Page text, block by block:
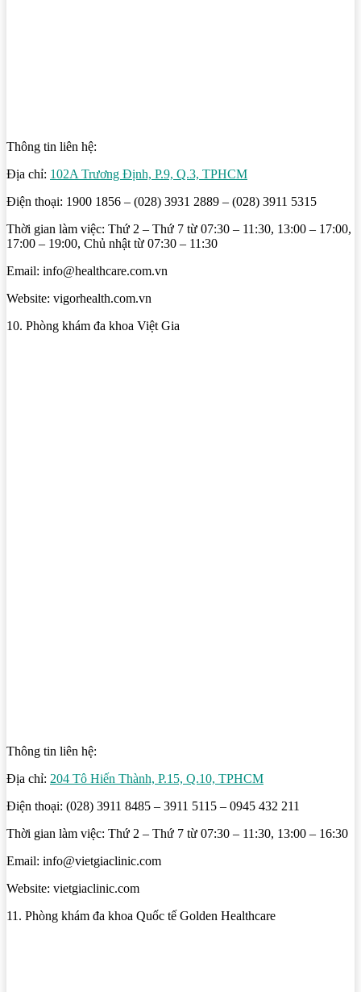
Thông tin liên hệ:
Địa chỉ: 102A Trương Định, P.9, Q.3, TPHCM
Điện thoại: 1900 1856 – (028) 3931 2889 – (028) 3911 5315
Thời gian làm việc: Thứ 2 – Thứ 7 từ 07:30 – 11:30, 13:00 – 17:00,
17:00 – 19:00, Chủ nhật từ 07:30 – 11:30
Email: info@healthcare.com.vn
Website: vigorhealth.com.vn
10. Phòng khám đa khoa Việt Gia
Thông tin liên hệ:
Địa chỉ: 204 Tô Hiến Thành, P.15, Q.10, TPHCM
Điện thoại: (028) 3911 8485 – 3911 5115 – 0945 432 211
Thời gian làm việc: Thứ 2 – Thứ 7 từ 07:30 – 11:30, 13:00 – 16:30
Email: info@vietgiaclinic.com
Website: vietgiaclinic.com
11. Phòng khám đa khoa Quốc tế Golden Healthcare